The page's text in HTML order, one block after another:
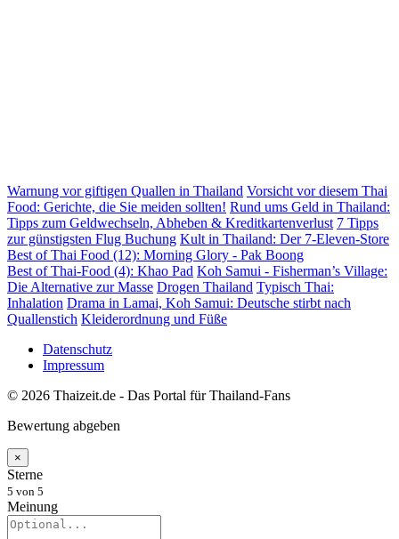
Warnung vor giftigen Quallen in Thailand Vorsicht vor diesem Thai
Food: Gerichte, die Sie meiden sollten! Rund ums Geld in Thailand:
Tipps zum Geldwechseln, Abheben & Kreditkartenverlust 7 Tipps
zur günstigsten Flug Buchung Kult in Thailand: Der 7-Eleven-Store
Best of Thai Food (12): Morning Glory - Pak Boong
Best of Thai-Food (4): Khao Pad Koh Samui - Fisherman’s Village:
Die Alternative zur Masse Drogen Thailand Typisch Thai:
Inhalation Drama in Lamai, Koh Samui: Deutsche stirbt nach
Quallenstich Kleiderordnung und Füße
Datenschutz
Impressum
© 2026 Thaizeit.de - Das Portal für Thailand-Fans
Bewertung abgeben
×
Sterne
5 von 5
Meinung